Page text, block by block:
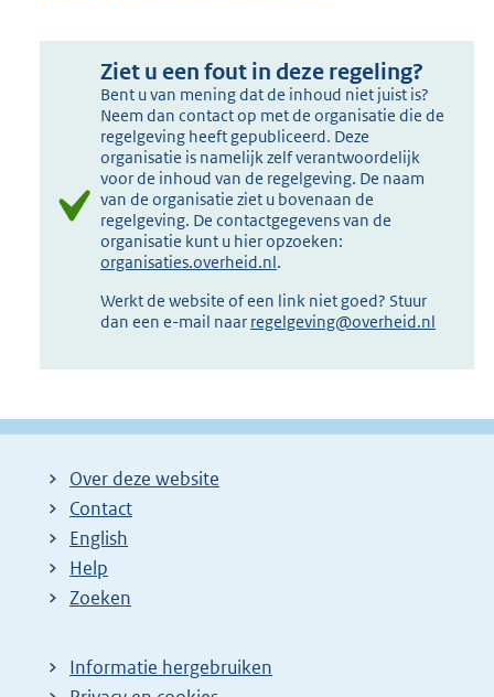
Ziet u een fout in deze regeling?
Bent u van mening dat de inhoud niet juist is?
Neem dan contact op met de organisatie die de
regelgeving heeft gepubliceerd. Deze
organisatie is namelijk zelf verantwoordelijk
voor de inhoud van de regelgeving. De naam
van de organisatie ziet u bovenaan de
regelgeving. De contactgegevens van de
organisatie kunt u hier opzoeken:
organisaties.overheid.nl.
Werkt de website of een link niet goed? Stuur
dan een e-mail naar regelgeving@overheid.nl
Over deze website
Contact
English
Help
Zoeken
Informatie hergebruiken